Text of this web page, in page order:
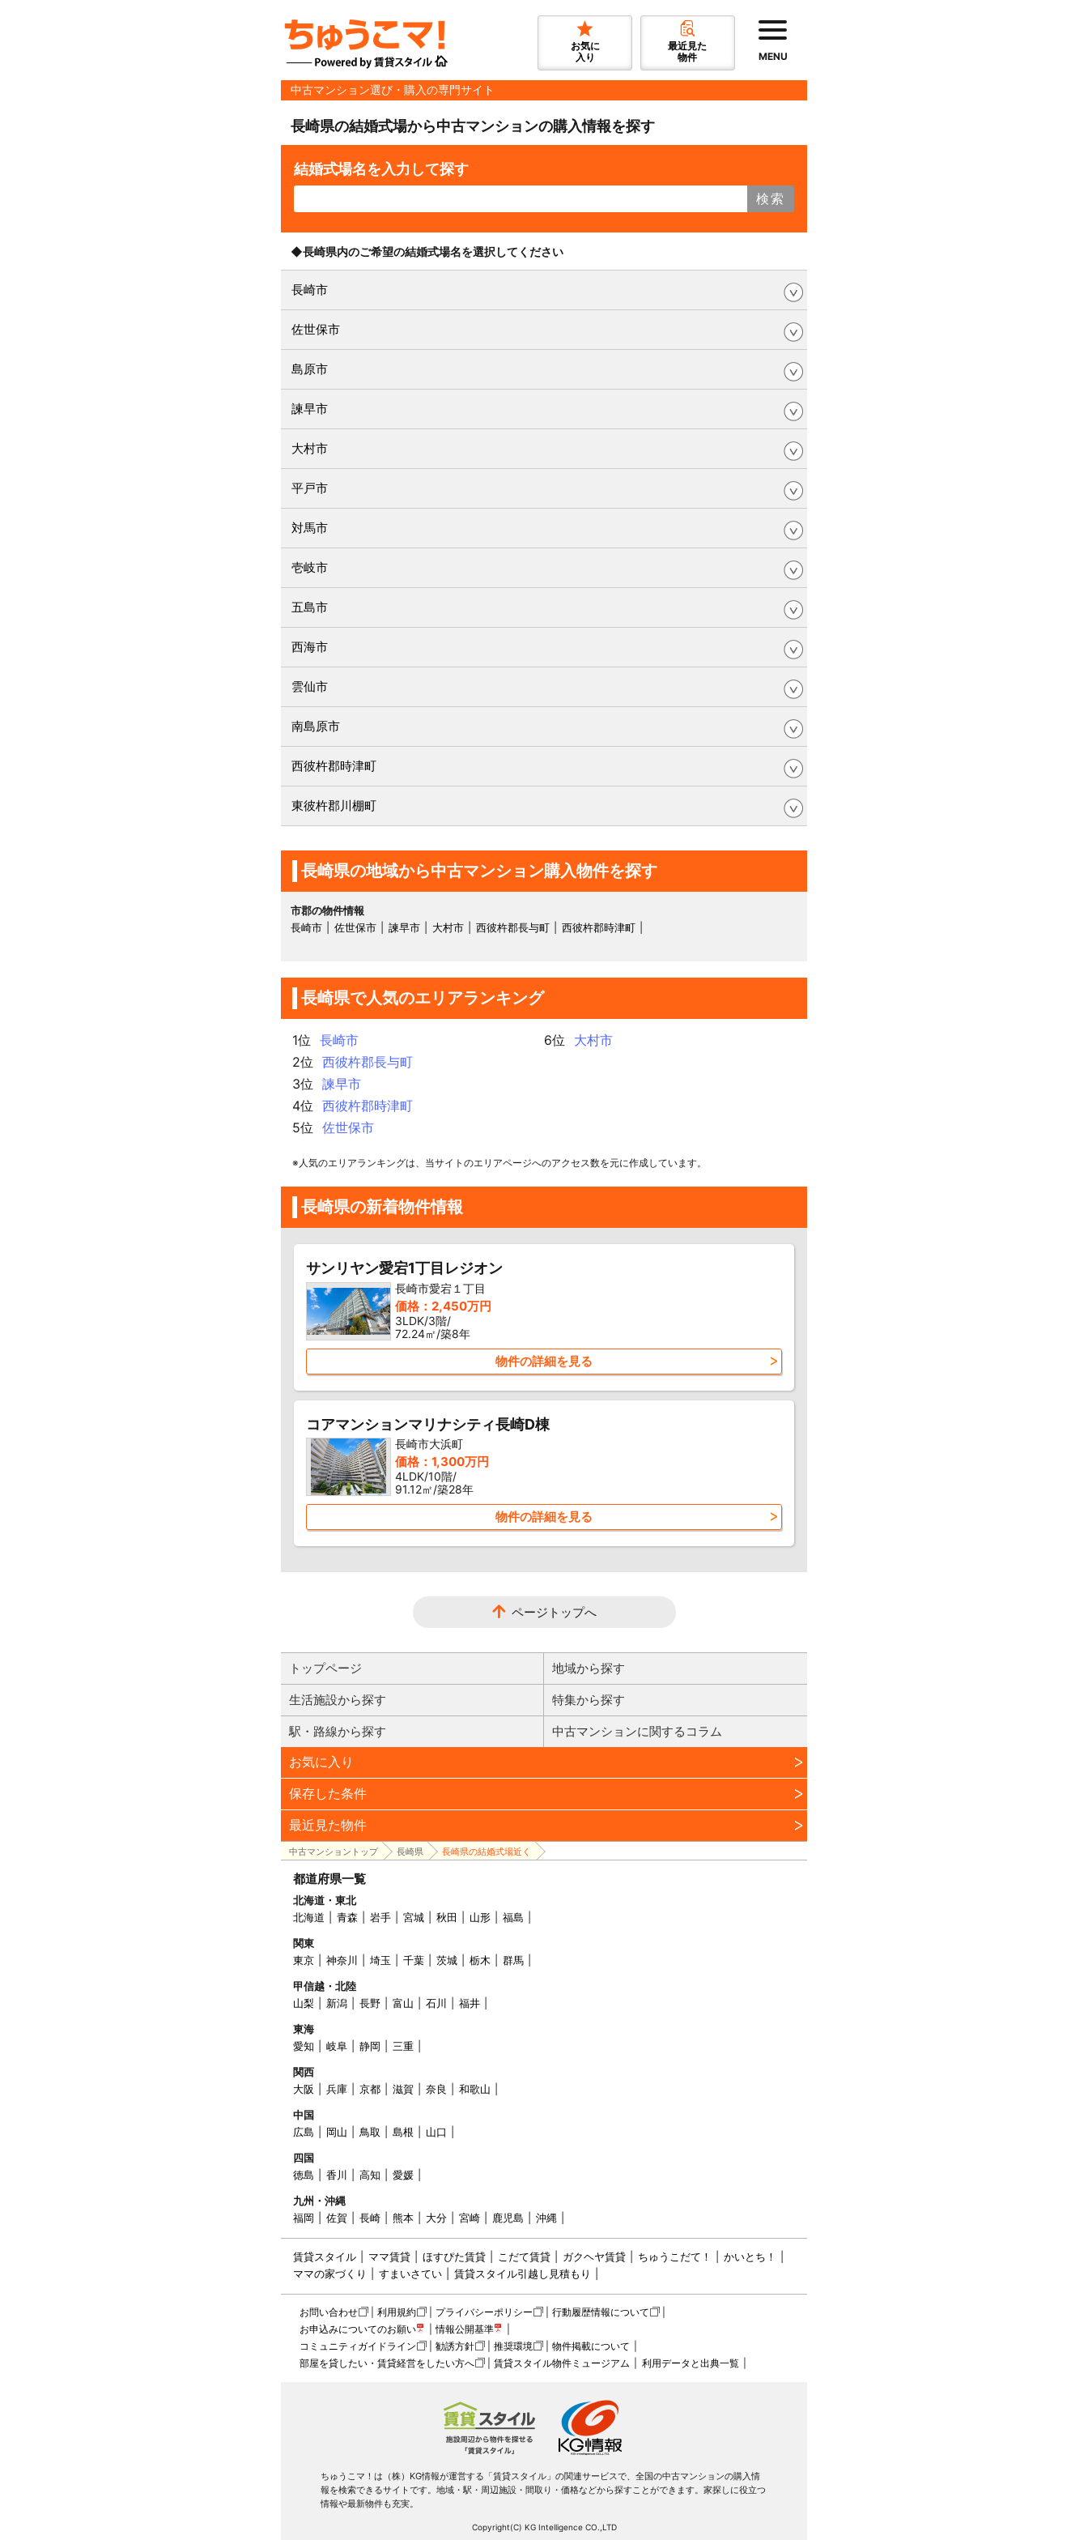
お気に
入り
最近見た
物件
MENU
中古マンション選び・購入の専門サイト
長崎県の結婚式場から中古マンションの購入情報を探す
結婚式場名を入力して探す
検索
◆長崎県内のご希望の結婚式場名を選択してください
長崎市
佐世保市
島原市
諫早市
大村市
平戸市
対馬市
壱岐市
五島市
西海市
雲仙市
南島原市
西彼杵郡時津町
東彼杵郡川棚町
長崎県の地域から中古マンション購入物件を探す
市郡の物件情報
長崎市
佐世保市 諫早市 大村市 西彼杵郡長与町 西彼杵郡時津町
長崎県で人気のエリアランキング
1位
長崎市
2位
西彼杵郡長与町
3位
諫早市
4位
西彼杵郡時津町
5位
佐世保市
6位 大村市
※人気のエリアランキングは、当サイトのエリアページへのアクセス数を元に作成しています。
長崎県の新着物件情報
サンリヤン愛宕1丁目レジオン
長崎市愛宕１丁目
価格：2,450万円
3LDK/3階/
72.24㎡/築8年
物件の詳細を見る
コアマンションマリナシティ長崎D棟
長崎市大浜町
価格：1,300万円
4LDK/10階/
91.12㎡/築28年
物件の詳細を見る
ページトップへ
トップページ 地域から探す
生活施設から探す 特集から探す
駅・路線から探す 中古マンションに関するコラム
お気に入り
保存した条件
最近見た物件
中古マンショントップ 長崎県 長崎県の結婚式場近く
都道府県一覧
北海道・東北
北海道
青森 岩手 宮城 秋田 山形
福島
関東
東京
神奈川 埼玉 千葉 茨城 栃木
群馬
甲信越・北陸
山梨
新潟 長野 富山 石川
福井
東海
愛知
岐阜 静岡
三重
関西
大阪
兵庫 京都 滋賀 奈良
和歌山
中国
広島
岡山 鳥取 島根
山口
四国
徳島
香川 高知
愛媛
九州・沖縄
福岡
佐賀 長崎 熊本 大分 宮崎 鹿児島 沖縄
賃貸スタイル ママ賃貸 ほすぴた賃貸 こだて賃貸 ガクヘヤ賃貸 ちゅうこだて！
かいとち！
ママの家づくり
すまいさてい 賃貸スタイル引越し見積もり
お問い合わせ 利用規約 プライバシーポリシー
行動履歴情報について
お申込みについてのお願い
情報公開基準
コミュニティガイドライン
勧誘方針 推奨環境
物件掲載について
部屋を貸したい・賃貸経営をしたい方へ
賃貸スタイル物件ミュージアム 利用データと出典一覧
ちゅうこマ！は（株）KG情報が運営する「賃貸スタイル」の関連サービスで、全国の中古マンションの購入情
報を検索できるサイトです。地域・駅・周辺施設・間取り・価格などから探すことができます。家探しに役立つ
情報や最新物件も充実。
Copyright(C) KG Intelligence CO.,LTD